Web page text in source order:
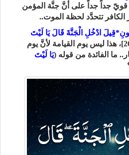
دليل قويّ جداً جداً على أنَّ جنَّة المؤمن
تتحدَّد لحظة الموت..
ادْخُلِ الْجَنَّةَ قَالَ يَا لَيْتَ
)[يس:25-26]، هذا ليس يوم القيامة لأنَّ يوم
ما الفائدة من قوله (يَا لَيْتَ